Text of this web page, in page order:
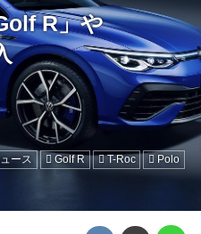
R」や
ース Golf R T-Roc
Polo